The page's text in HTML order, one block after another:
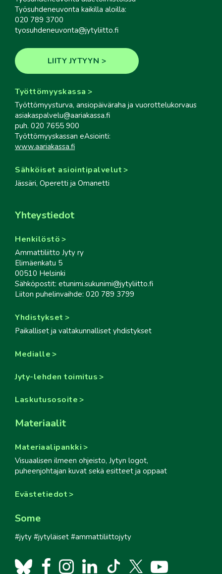
Työsuhdeneuvonta kaikilla aloilla:
020 789 3700
tyosuhdeneuvonta@jytyliitto.fi
LIITY JYTYYN
Työttömyyskassa
Työttömyysturva, ansiopäiväraha ja vuorottelukorvaus
asiakaspalvelu@aariakassa.fi
puh. 020 7655 900
Työttömyyskassan eAsiointi:
www.aariakassa.fi
Sähköiset asiointipalvelut
Jässäri, Operetti ja Omanetti
Yhteystiedot
Henkilöstö
Ammattiliitto Jyty ry
Elimäenkatu 5
00510 Helsinki
Sähköpostit: etunimi.sukunimi@jytyliitto.fi
Liiton puhelinvaihde: 020 789 3799
Yhdistykset
Paikalliset ja valtakunnalliset yhdistykset
Medialle
Jyty-lehden toimitus
Laskutusosoite
Materiaalit
Materiaalipankki
Visuaalisen ilmeen ohjeisto, Jytyn logot,
puheenjohtajan kuvat sekä esitteet ja oppaat
Evästetiedot
Some
#jyty #jytyläiset #ammattiliittojyty